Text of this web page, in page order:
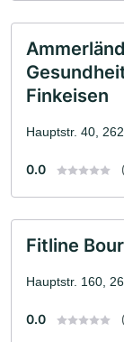
Finkeisen
Hauptstr. 40,
0.0
Fitline
Hauptstr. 160,
0.0